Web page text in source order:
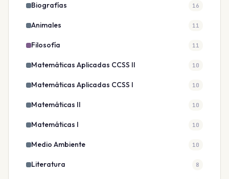
Biografías 16
Animales 11
Filosofía 11
Matemáticas Aplicadas CCSS II 10
Matemáticas Aplicadas CCSS I 10
Matemáticas II 10
Matemáticas I 10
Medio Ambiente 10
Literatura 8